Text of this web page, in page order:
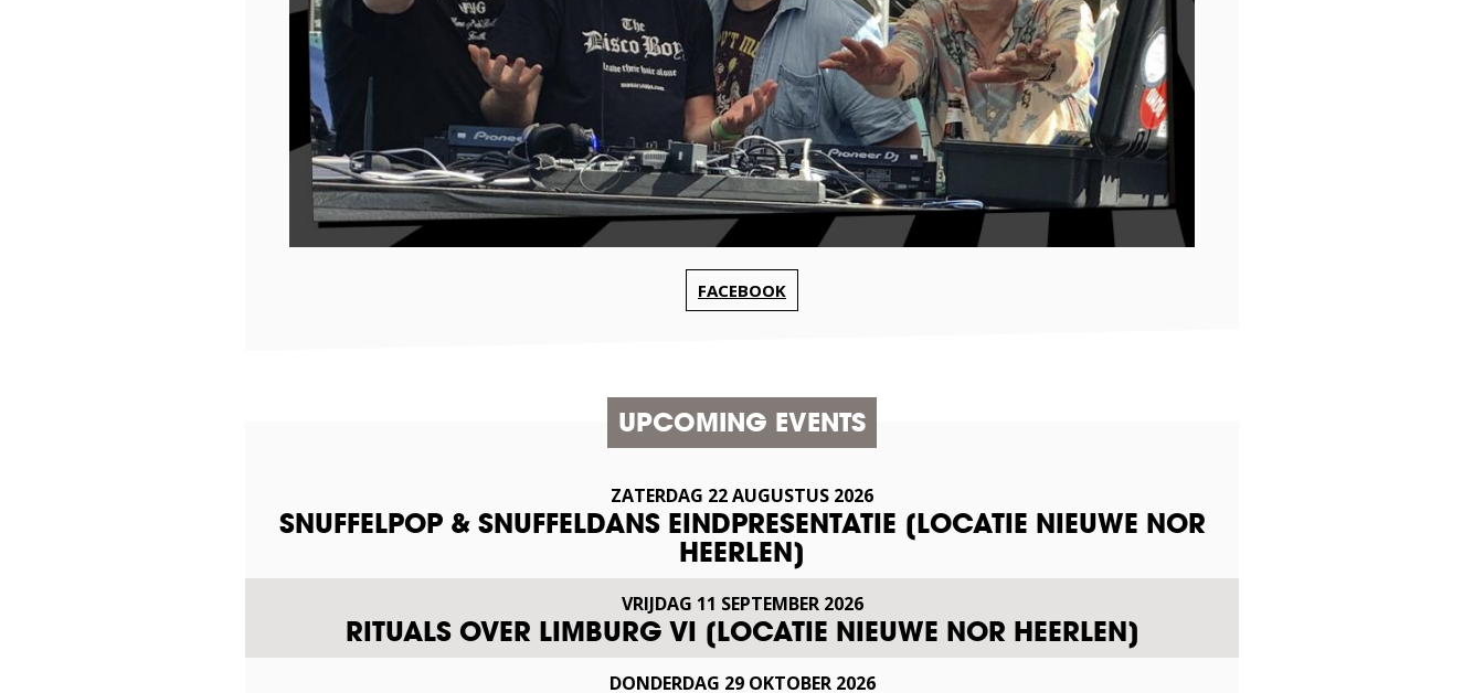
FACEBOOK
UPCOMING EVENTS
ZATERDAG 22AUGUSTUS 2026
SNUFFELPOP & SNUFFELDANS EINDPRESENTATIE [LOCATIE NIEUWE NOR
HEERLEN]
VRIJDAG 11 SEPTEMBER 2026
RITUALS OVER LIMBURG VI [LOCATIE NIEUWE NOR HEERLEN]
DONDERDAG 29 OKTOBER 2026